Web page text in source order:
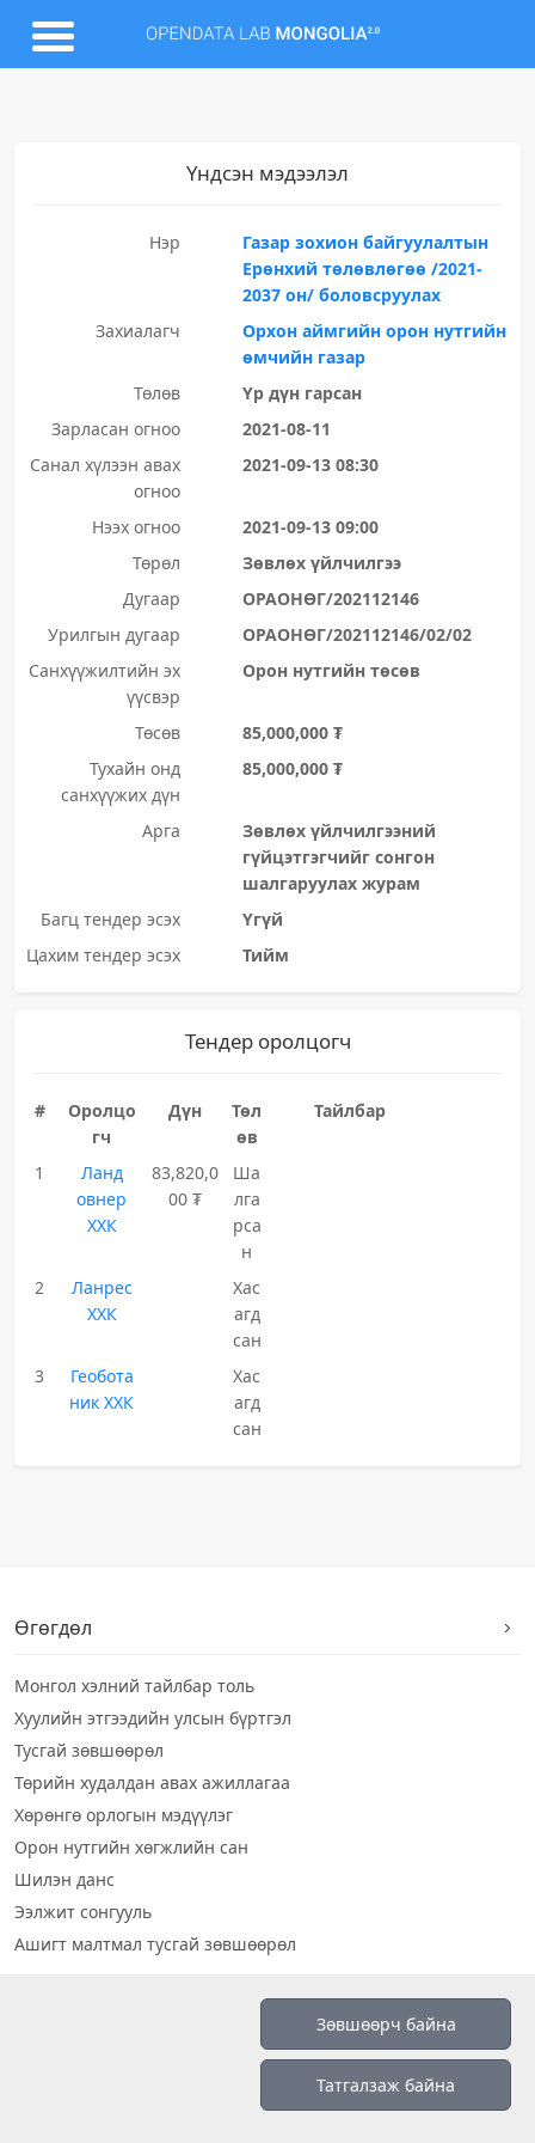
Үндсэн мэдээлэл
Нэр
Газар зохион байгуулалтын
Ерөнхий төлөвлөгөө /2021-
2037 он/ боловсруулах
Захиалагч
Орхон аймгийн орон нутгийн
өмчийн газар
Төлөв
Үр дүн гарсан
Зарласан огноо
2021-08-11
Санал хүлээн авах
огноо
2021-09-13 08:30
Нээх огноо
2021-09-13 09:00
Төрөл
Зөвлөх үйлчилгээ
Дугаар
ОРАОНӨГ/202112146
Урилгын дугаар
ОРАОНӨГ/202112146/02/02
Санхүүжилтийн эх
үүсвэр
Орон нутгийн төсөв
Төсөв
85,000,000 ₮
Тухайн онд
санхүүжих дүн
85,000,000 ₮
Арга
Зөвлөх үйлчилгээний
гүйцэтгэгчийг сонгон
шалгаруулах журам
Багц тендер эсэх
Үгүй
Цахим тендер эсэх
Тийм
Тендер оролцогч
#
Оролцо
гч
Дүн
Төл
өв
Тайлбар
1
Ланд
овнер
ХХК
83,820,0
00 ₮
Ша
лга
рса
н
2
Ланрес
ХХК
Хас
агд
сан
3
Геобота
ник ХХК
Хас
агд
сан
Өгөгдөл
Монгол хэлний тайлбар толь
Хуулийн этгээдийн улсын бүртгэл
Тусгай зөвшөөрөл
Төрийн худалдан авах ажиллагаа
Хөрөнгө орлогын мэдүүлэг
Орон нутгийн хөгжлийн сан
Шилэн данс
Ээлжит сонгууль
Ашигт малтмал тусгай зөвшөөрөл
Зөвшөөрч байна
Татгалзаж байна